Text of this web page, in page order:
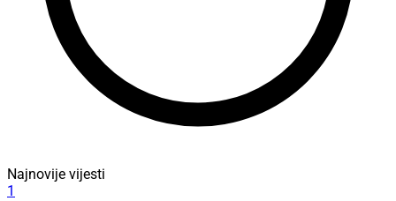
Najnovije vijesti
1